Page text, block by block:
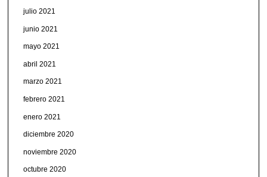
julio 2021
junio 2021
mayo 2021
abril 2021
marzo 2021
febrero 2021
enero 2021
diciembre 2020
noviembre 2020
octubre 2020